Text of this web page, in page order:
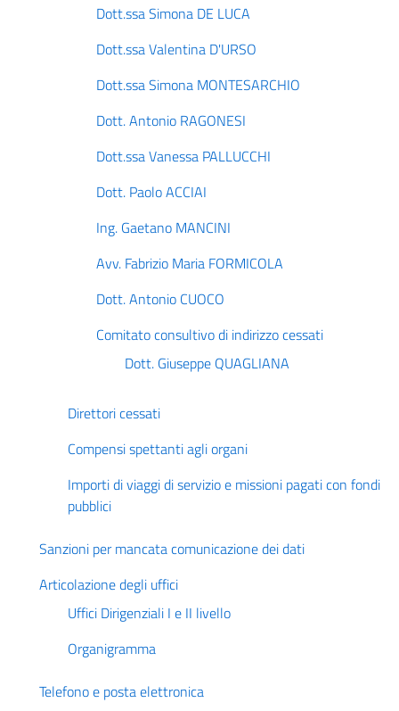
Dott.ssa Simona DE LUCA
Dott.ssa Valentina D'URSO
Dott.ssa Simona MONTESARCHIO
Dott. Antonio RAGONESI
Dott.ssa Vanessa PALLUCCHI
Dott. Paolo ACCIAI
Ing. Gaetano MANCINI
Avv. Fabrizio Maria FORMICOLA
Dott. Antonio CUOCO
Comitato consultivo di indirizzo cessati
Dott. Giuseppe QUAGLIANA
Direttori cessati
Compensi spettanti agli organi
Importi di viaggi di servizio e missioni pagati con fondi
pubblici
Sanzioni per mancata comunicazione dei dati
Articolazione degli uffici
Uffici Dirigenziali I e II livello
Organigramma
Telefono e posta elettronica